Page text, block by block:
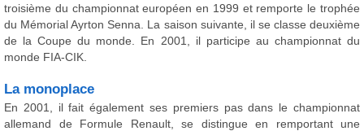
troisième du championnat européen en 1999 et remporte le trophée
du Mémorial Ayrton Senna. La saison suivante, il se classe deuxième
de la Coupe du monde. En 2001, il participe au championnat du
monde FIA-CIK.
La monoplace
En 2001, il fait également ses premiers pas dans le championnat
allemand de Formule Renault, se distingue en remportant une